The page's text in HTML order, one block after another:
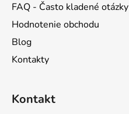
FAQ - Často kladené otázky
Hodnotenie obchodu
Blog
Kontakty
Kontakt